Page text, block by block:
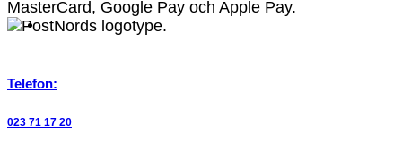
Telefon:
023 71 17 20